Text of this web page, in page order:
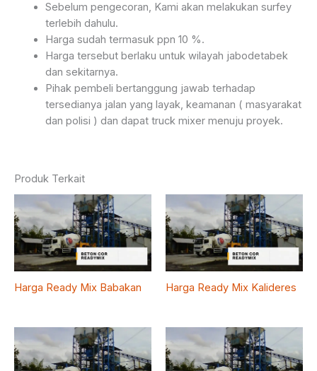
Sebelum pengecoran, Kami akan melakukan surfey
terlebih dahulu.
Harga sudah termasuk ppn 10 %.
Harga tersebut berlaku untuk wilayah jabodetabek
dan sekitarnya.
Pihak pembeli bertanggung jawab terhadap
tersedianya jalan yang layak, keamanan ( masyarakat
dan polisi ) dan dapat truck mixer menuju proyek.
Produk Terkait
Harga Ready Mix Babakan Harga Ready Mix Kalideres